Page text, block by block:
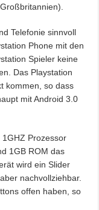
Telefonie sinnvoll
Phone mit den
Spieler keine
Das Playstation
kommen, so dass
mit Android 3.0
Prozessor
1GB ROM das
wird ein Slider
nachvollziehbar.
offen haben, so